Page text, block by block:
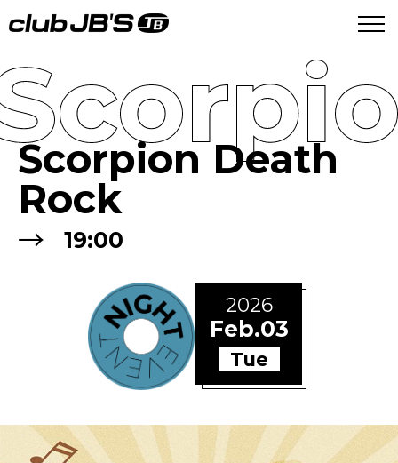
Scorpion Death
Rock
→ 19:00
2026
Feb.03
Tue